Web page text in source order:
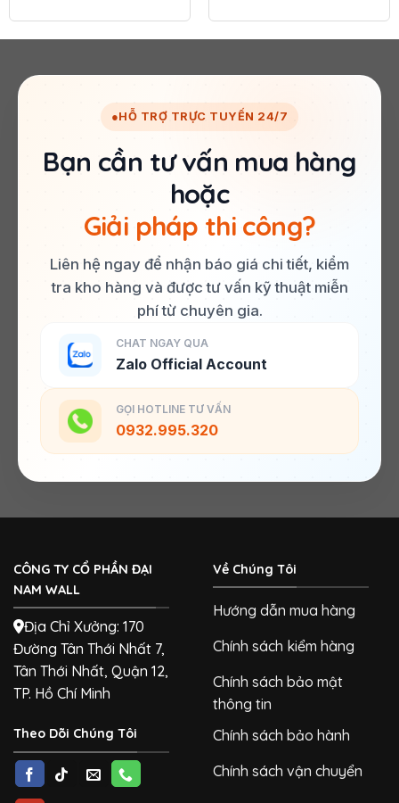
●HỖ TRỢ TRỰC TUYẾN 24/7
Bạn cần tư vấn mua hàng
hoặc
Giải pháp thi công?
Liên hệ ngay để nhận báo giá chi tiết, kiểm
tra kho hàng và được tư vấn kỹ thuật miễn
phí từ chuyên gia.
CHAT NGAY QUA
Zalo Official Account
GỌI HOTLINE TƯ VẤN
0932.995.320
CÔNG TY CỔ PHẦN ĐẠI
NAM WALL
Địa Chỉ Xưởng: 170
Đường Tân Thới Nhất 7,
Tân Thới Nhất, Quận 12,
TP. Hồ Chí Minh
Theo Dõi Chúng Tôi
Về Chúng Tôi
Hướng dẫn mua hàng
Chính sách kiểm hàng
Chính sách bảo mật
thông tin
Chính sách bảo hành
Chính sách vận chuyển